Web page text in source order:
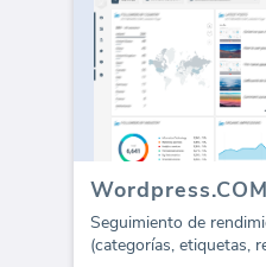
Seguimiento de
(categorías, etiquetas,